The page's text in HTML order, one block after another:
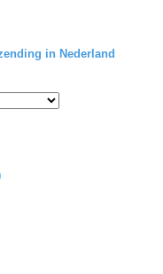
in Nederland